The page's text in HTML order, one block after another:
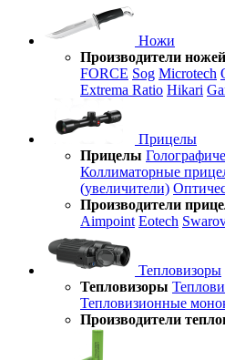
Ножи
Производители ножей
FORCE Sog Microtech
Extrema Ratio Hikari
Прицелы
Прицелы
Коллиматорные
(увеличители)
Производители
Aimpoint Eotech
Тепловизоры
Тепловизоры
Тепловизионные
Производители